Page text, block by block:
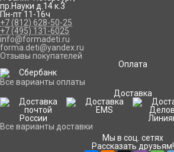
пр.Науки д.14 к.3
Пн-пт 11-16ч
+7 (812) 628-50-25
+7 (495) 131-6025
info@formadeti.ru
forma.deti@yandex.ru
Отзывы покупателей
Оплата
Все варианты оплаты
Доставка
Все варианты доставки
Мы в соц. сетях
Рассказать друзьям!